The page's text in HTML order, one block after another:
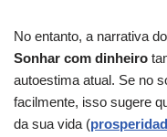
No entanto, a narrativa
Sonhar com dinheiro
autoestima atual. Se no
facilmente, isso sugere
da sua vida (